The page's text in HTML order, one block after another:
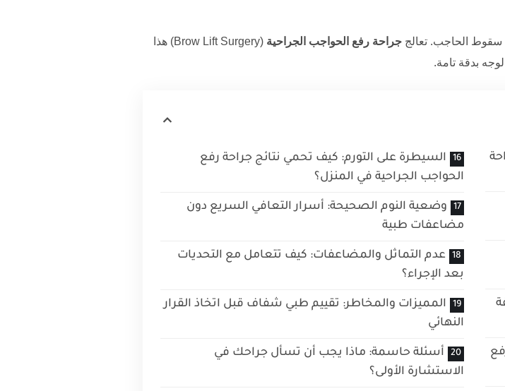
سقوط الحاجب. تعالج جراحة رفع الحواجب الجراحية
(Brow Lift Surgery) هذا
بدقة تامة.
السيطرة على التورم: كيف تحمي نتائج جراحة رفع
الحواجب الجراحية في المنزل؟
وضعية النوم الصحيحة: أسرار التعافي السريع دون
مضاعفات طبية
عدم التماثل والمضاعفات: كيف تتعامل مع التحديات
بعد الإجراء؟
المميزات والمخاطر: تقييم طبي شفاف قبل اتخاذ القرار
النهائي
أسئلة حاسمة: ماذا يجب أن تسأل جراحك في
الاستشارة الأولى؟